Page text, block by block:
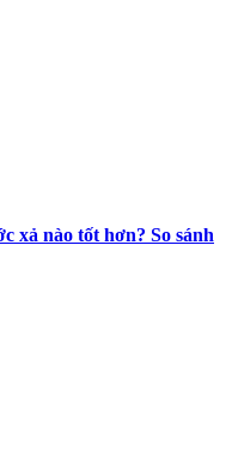
xả nào tốt hơn? So sánh